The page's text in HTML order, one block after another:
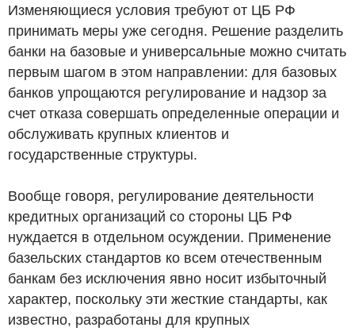
Изменяющиеся условия требуют от ЦБ РФ
принимать меры уже сегодня. Решение разделить
банки на базовые и универсальные можно считать
первым шагом в этом направлении: для базовых
банков упрощаются регулирование и надзор за
счет отказа совершать определенные операции и
обслуживать крупных клиентов и
государственные структуры.
Вообще говоря, регулирование деятельности
кредитных организаций со стороны ЦБ РФ
нуждается в отдельном осуждении. Применение
базельских стандартов ко всем отечественным
банкам без исключения явно носит избыточный
характер, поскольку эти жесткие стандарты, как
известно, разработаны для крупных